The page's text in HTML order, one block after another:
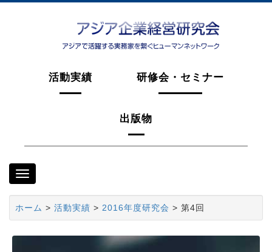
活動実績 研修会・セミナー
出版物
ナ
ホーム > 活動実績 > 2016年度研究会 > 第4回